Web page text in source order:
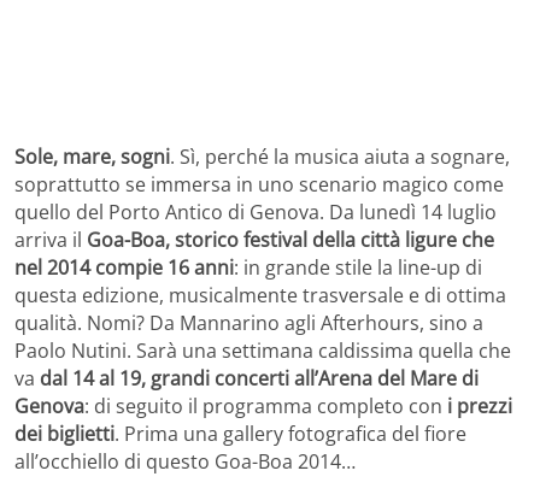
Sole, mare, sogni. Sì, perché la musica aiuta a sognare,
soprattutto se immersa in uno scenario magico come
quello del Porto Antico di Genova. Da lunedì 14 luglio
arriva il Goa-Boa, storico festival della città ligure che
nel 2014 compie 16 anni: in grande stile la line-up di
questa edizione, musicalmente trasversale e di ottima
qualità. Nomi? Da Mannarino agli Afterhours, sino a
Paolo Nutini. Sarà una settimana caldissima quella che
va dal 14 al 19, grandi concerti all’Arena del Mare di
Genova: di seguito il programma completo con i prezzi
dei biglietti. Prima una gallery fotografica del fiore
all’occhiello di questo Goa-Boa 2014…